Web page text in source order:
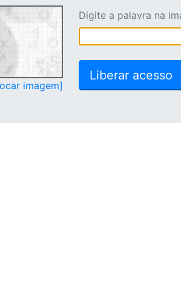
imagem]
Digite a palavra na